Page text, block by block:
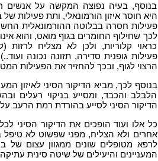
בנוסף, בעיה נפוצה המקשה על אנשים
היא חוסר איזון הורמונאלי, ותת פעילות
פעילות חסרה בבלוטה ההורמונאלית
לכך שחילוף החומרים בגוף מואט, והוא
כראוי קלוריות, ולכן לא מצליח לרזות
פעילות גופנית סדירה, תזונה נכונה
הרצוי לגוף, ובכך להחזיר את הפעילות
בנוסף לכך, מביא הדיקור הסיני לאיזון
הלבלב והכבד, ומסייע בניקוי רעלים
הדיקור הסיני לסייע בהורדת רמת הרעב על
כל אלו ועוד הופכים את הדיקור הסיני
אחרים ולא הצליח, מפני שפשוט לא טיפל
לרפא מטופלים שונים ממגוון עצום של
המעניינים והיעילים של שיטה סינית עתיקה